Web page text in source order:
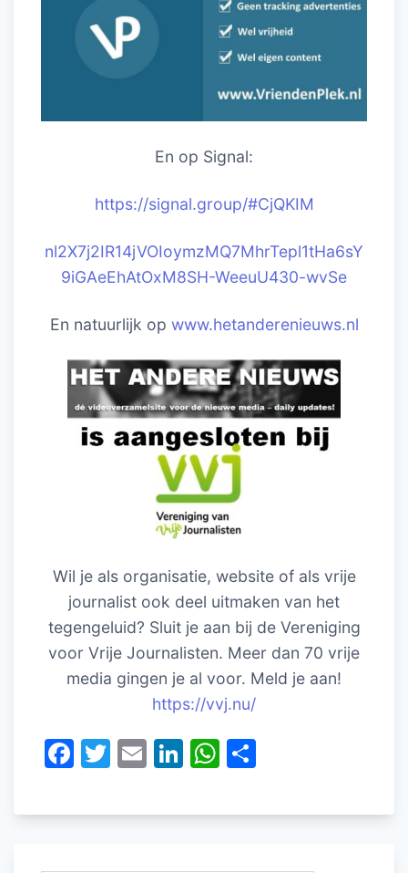
En op Signal:
https://signal.group/#CjQKIM
nl2X7j2IR14jVOIoymzMQ7MhrTepl1tHa6sY
9iGAeEhAtOxM8SH-WeeuU430-wvSe
En natuurlijk op www.hetanderenieuws.nl
Wil je als organisatie, website of als vrije
journalist ook deel uitmaken van het
tegengeluid? Sluit je aan bij de Vereniging
voor Vrije Journalisten. Meer dan 70 vrije
media gingen je al voor. Meld je aan!
https://vvj.nu/
F
c
T
itt
E
ai
Li
k
W
at e